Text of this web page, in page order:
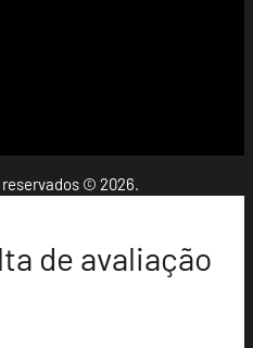
© 2026.
de avaliação